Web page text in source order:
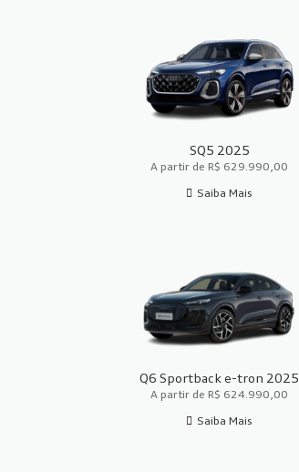
SQ5 2025
A partir de R$ 629.990,00
Saiba Mais
Q6 Sportback e-tron 2025
A partir de R$ 624.990,00
Saiba Mais